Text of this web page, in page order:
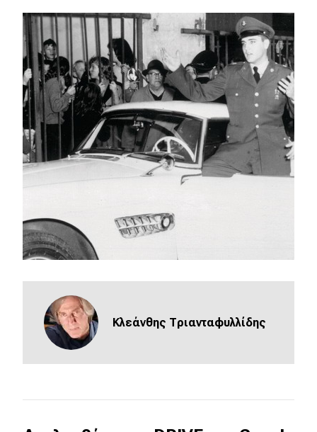
Συμβουλές
ΚΤΕΟ
Οδική βοήθεια
eDRIVE
DRIVE USED
Κλεάνθης Τριανταφυλλίδης